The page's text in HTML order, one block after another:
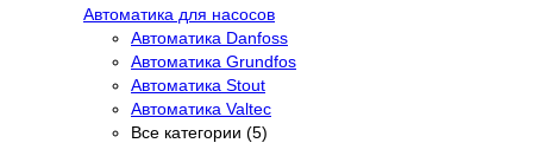
Автоматика для насосов
Автоматика Danfoss
Автоматика Grundfos
Автоматика Stout
Автоматика Valtec
Все категории (5)